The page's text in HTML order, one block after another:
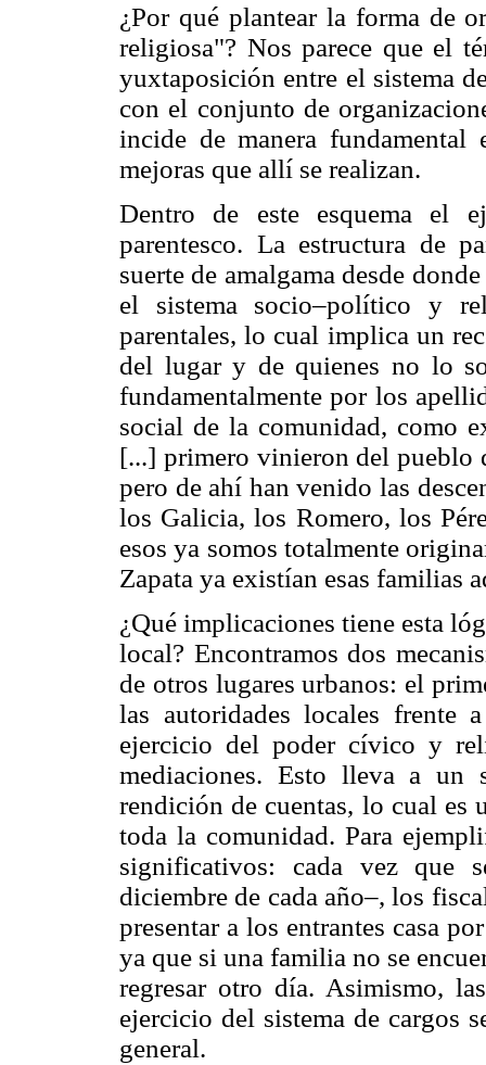
¿Por qué plantear la forma de
religiosa"? Nos parece que el
yuxtaposición entre el sistema
con el conjunto de
incide de manera
mejoras que allí se realizan.
Dentro de este esquema el
parentesco. La estructura de
suerte de amalgama desde
el sistema socio–político y
parentales, lo cual implica un
del lugar y de quienes no lo
fundamentalmente por los
social de la comunidad, como
[...] primero vinieron del pueblo
pero de ahí han venido las
los Galicia, los Romero, los
esos ya somos totalmente
Zapata ya existían esas familias
¿Qué implicaciones tiene esta
local? Encontramos dos
de otros lugares urbanos: el
las autoridades locales frente
ejercicio del poder cívico y
mediaciones. Esto lleva a un
rendición de cuentas, lo cual
toda la comunidad. Para
significativos: cada vez que
diciembre de cada año–, los
presentar a los entrantes casa
ya que si una familia no se
regresar otro día. Asimismo,
ejercicio del sistema de cargos
general.